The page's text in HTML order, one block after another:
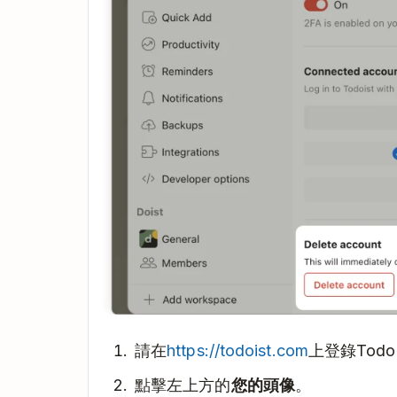
請在https://todoist.com上登錄
點擊左上方的您的頭像。